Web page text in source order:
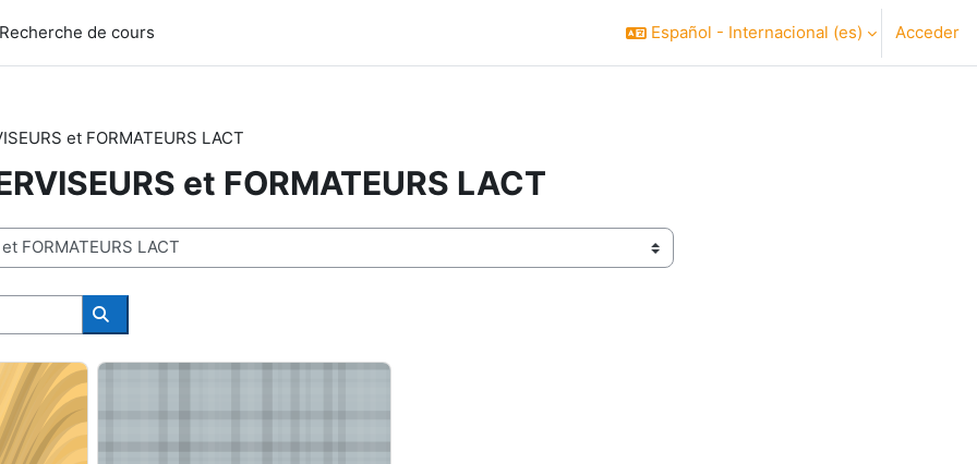
Recherche de cours Español - Internacional ‎(es)‎ Acceder
et FORMATEURS LACT
et FORMATEURS LACT
Buscar cursos
LACTRÉUNIONS SUPERVISEURS LACT